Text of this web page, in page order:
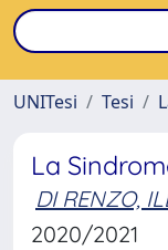
UNITesi
Tesi
La
DI RENZO,
2020/2021